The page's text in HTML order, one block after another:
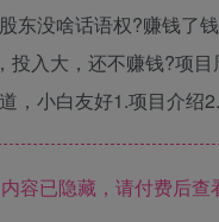
没啥话语权?赚钱了
入大，还不赚钱?项
小白友好1.项目介绍
容已隐藏，请付费后查